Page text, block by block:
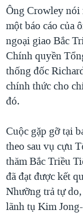
Ông Crowley nói
một báo cáo của
ngoại giao Bắc
Chính quyền
thống đốc
chính thức cho
đó.
Cuộc gặp gỡ tại
theo sau vụ cựu
thăm Bắc Triều
đã đạt được kết
Nhưỡng trả tự
lãnh tụ Kim